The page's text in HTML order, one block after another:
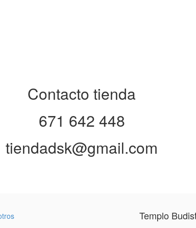
Contacto tienda
671 642 448
tiendadsk@gmail.com
Templo